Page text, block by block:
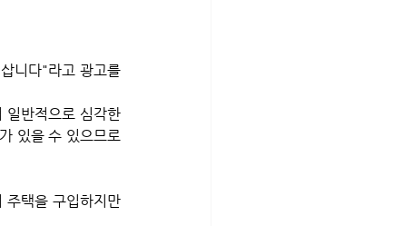
니다"라고 광고를
일반적으로 심각한
있을 수 있으므로
택을 구입하지만